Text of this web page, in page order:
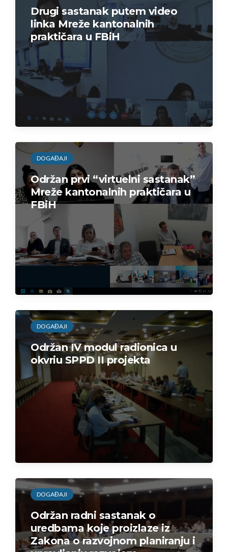
Drugi sastanak putem video
linka Mreže kantonalnih
praktičara u FBiH
DOGAĐAJI
Održan prvi “virtuelni sastanak”
Mreže kantonalnih praktičara u
FBiH
DOGAĐAJI
Održan IV modul radionica u
okvriu SPPD II projekta
DOGAĐAJI
Održan radni sastanak o
uredbama koje proizlaze iz
Zakona o razvojnom planiranju i